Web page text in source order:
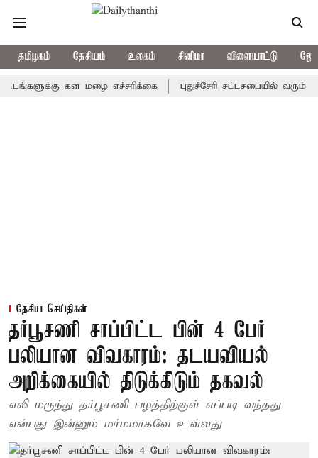
தமிழகம் தேசியம் உலகம் சினிமா விளையாட்டு
கன மழை எச்சரிக்கை புதுச்சேரி சட்டசபையில் வரும்
தேசிய செய்திகள்
தர்பூசணி சாப்பிட்ட பின் 4 பேர்
பலியான விவகாரம்: தடயவியல்
அறிக்கையில் திடுக்கிடும் தகவல்
எலி மருந்து தர்பூசணி பழத்திற்குள் எப்படி வந்தது
என்பது இன்னும் மர்மமாகவே உள்ளது